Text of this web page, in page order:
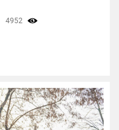
4952